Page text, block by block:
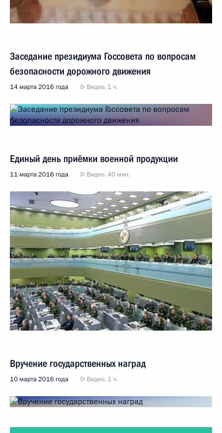
Заседание президиума Госсовета по вопросам
безопасности дорожного движения
14 марта 2016 года Видео, 1 ч.
Единый день приёмки военной продукции
11 марта 2016 года Видео, 40 мин.
Вручение государственных наград
10 марта 2016 года Видео, 1 ч.